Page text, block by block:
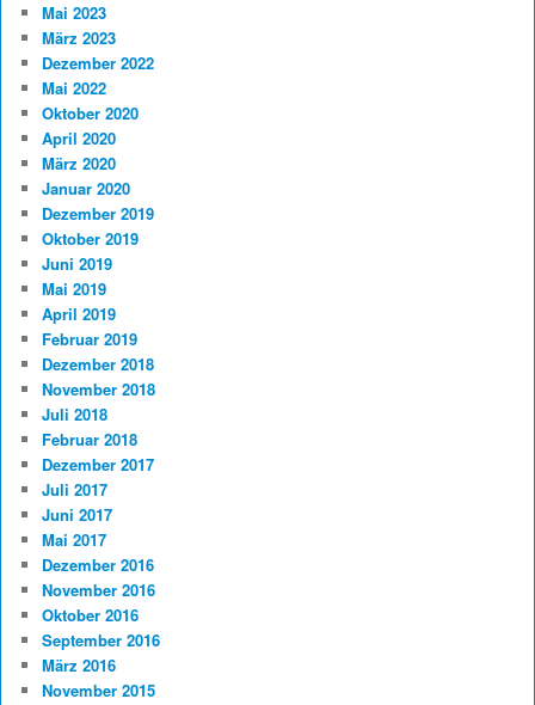
Mai 2023
März 2023
Dezember 2022
Mai 2022
Oktober 2020
April 2020
März 2020
Januar 2020
Dezember 2019
Oktober 2019
Juni 2019
Mai 2019
April 2019
Februar 2019
Dezember 2018
November 2018
Juli 2018
Februar 2018
Dezember 2017
Juli 2017
Juni 2017
Mai 2017
Dezember 2016
November 2016
Oktober 2016
September 2016
März 2016
November 2015